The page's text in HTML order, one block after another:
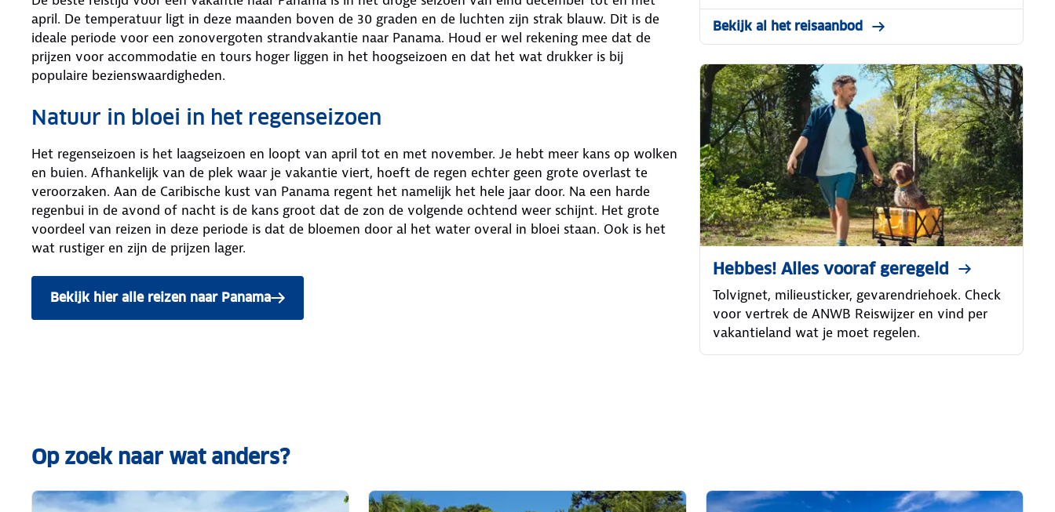
april. De temperatuur ligt in deze maanden boven de 30 graden en de luchten zijn strak blauw. Dit is de
ideale periode voor een zonovergoten strandvakantie naar Panama. Houd er wel rekening mee dat de
prijzen voor accommodatie en tours hoger liggen in het hoogseizoen en dat het wat drukker is bij
populaire bezienswaardigheden.
Natuur in bloei in het regenseizoen
Het regenseizoen is het laagseizoen en loopt van april tot en met november. Je hebt meer kans op wolken
en buien. Afhankelijk van de plek waar je vakantie viert, hoeft de regen echter geen grote overlast te
veroorzaken. Aan de Caribische kust van Panama regent het namelijk het hele jaar door. Na een harde
regenbui in de avond of nacht is de kans groot dat de zon de volgende ochtend weer schijnt. Het grote
voordeel van reizen in deze periode is dat de bloemen door al het water overal in bloei staan. Ook is het
wat rustiger en zijn de prijzen lager.
Bekijk hier alle reizen naar Panama
Bekijk al het reisaanbod
Hebbes! Alles vooraf geregeld
Tolvignet, milieusticker, gevarendriehoek. Check
voor vertrek de ANWB Reiswijzer en vind per
vakantieland wat je moet regelen.
Op zoek naar wat anders?